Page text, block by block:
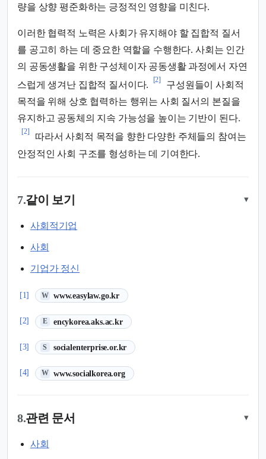
량을 상향 평준화하는 긍정적인 영향을 미친다.
이러한 협력적 노력은 사회가 유지해야 할 집합적 질서
를 공고히 하는 데 중요한 역할을 수행한다. 사회는 인간
의 공동생활을 위한 구성체이자 공동생활 과정에서 자연
스럽게 생겨난 집합적 질서이다.
[2]
구성원들이 사회적
목적을 위해 상호 협력하는 행위는 사회 질서의 본질을
유지하고 공동체의 지속 가능성을 높이는 기반이 된다.
[2]
따라서 사회적 목적을 향한 다양한 주체들의 참여는
안정적인 사회 구조를 형성하는 데 기여한다.
7.같이 보기 ▾
사회적기업
사회
기업가 정신
[1] W www.easylaw.go.kr
(새 탭에서 열림)
[2] E encykorea.aks.ac.kr
(새 탭에서 열림)
[3] S socialenterprise.or.kr
(새 탭에서 열림)
[4] W www.socialkorea.org
(새 탭에서 열림)
8.관련 문서 ▾
사회